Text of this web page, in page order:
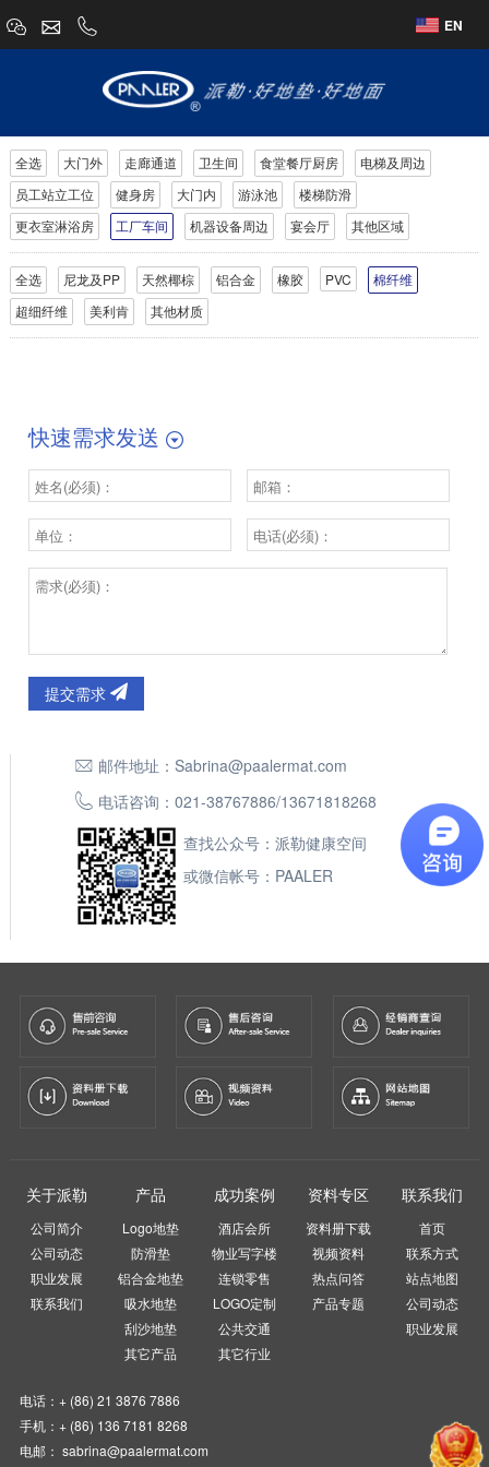
EN
全选 大门外 走廊通道 卫生间 食堂餐厅厨房
电梯及周边
员工站立工位
健身房 大门内 游泳池
楼梯防滑
更衣室淋浴房
工厂车间 机器设备周边 宴会厅 其他区域
全选 尼龙及PP 天然椰棕 铝合金 橡胶 PVC
棉纤维
超细纤维
美利肯 其他材质
快速需求发送
提交需求
邮件地址： Sabrina@paalermat.com
电话咨询： 021-38767886/13671818268
查找公众号：派勒健康空间
或微信帐号：PAALER
关于派勒
公司简介
公司动态
职业发展
联系我们
产品
Logo地垫
防滑垫
铝合金地垫
吸水地垫
刮沙地垫
其它产品
成功案例
酒店会所
物业写字楼
连锁零售
LOGO定制
公共交通
其它行业
资料专区
资料册下载
视频资料
热点问答
产品专题
联系我们
首页
联系方式
站点地图
公司动态
职业发展
电话：+ (86) 21 3876 7886
手机：+ (86) 136 7181 8268
电邮： sabrina@paalermat.com